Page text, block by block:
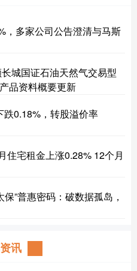
，多家公司公告澄清与马斯
城国证石油天然气交易型
品资料概要更新
0.18%，转股溢价率
住宅租金上涨0.28% 12个月
”普惠密码：破数据孤岛，
讯